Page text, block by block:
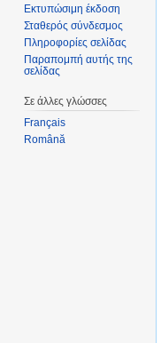
Εκτυπώσιμη έκδοση
Σταθερός σύνδεσμος
Πληροφορίες σελίδας
Παραπομπή αυτής της
σελίδας
Σε άλλες γλώσσες
Français
Română